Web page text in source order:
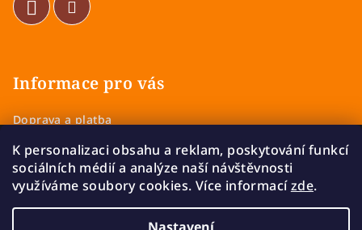
K personalizaci obsahu a reklam, poskytování funkcí
sociálních médií a analýze naší návštěvnosti
využíváme soubory cookies. Více informacízde.
Informace pro vás
Doprava a platba
Zásady ochrany osobních údajů
Vrácení a výměna zboží